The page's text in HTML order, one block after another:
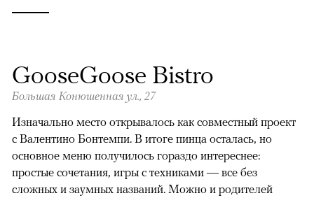
GooseGoose Bistro
Большая Конюшенная ул., 27
Изначально место открывалось как совместный проект
с Валентино Бонтемпи. В итоге пинца осталась, но
основное меню получилось гораздо интереснее:
простые сочетания, игры с техниками — все без
сложных и заумных названий. Можно и родителей